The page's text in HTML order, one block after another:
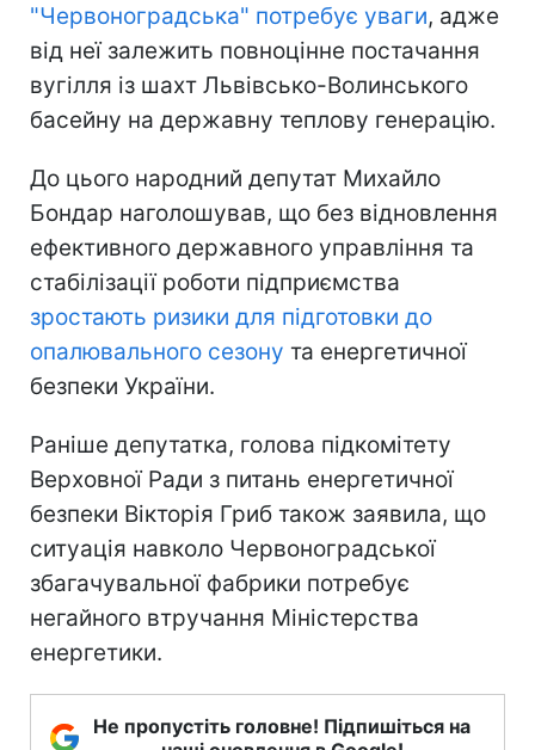
"Червоноградська" потребує уваги, адже
від неї залежить повноцінне постачання
вугілля із шахт Львівсько-Волинського
басейну на державну теплову генерацію.
До цього народний депутат Михайло
Бондар наголошував, що без відновлення
ефективного державного управління та
стабілізації роботи підприємства
зростають ризики для підготовки до
опалювального сезону та енергетичної
безпеки України.
Раніше депутатка, голова підкомітету
Верховної Ради з питань енергетичної
безпеки Вікторія Гриб також заявила, що
ситуація навколо Червоноградської
збагачувальної фабрики потребує
негайного втручання Міністерства
енергетики.
Не пропустіть головне! Підпишіться на